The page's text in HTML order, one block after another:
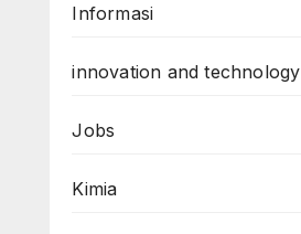
Informasi
innovation and technology
Jobs
Kimia